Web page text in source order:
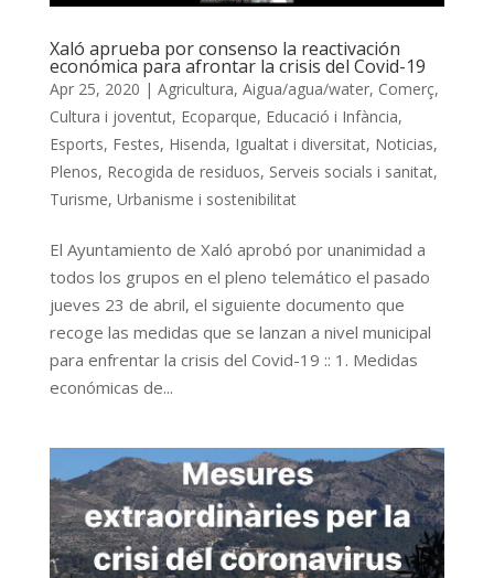
Xaló aprueba por consenso la reactivación
económica para afrontar la crisis del Covid-19
Apr 25, 2020 | Agricultura, Aigua/agua/water, Comerç,
Cultura i joventut, Ecoparque, Educació i Infància,
Esports, Festes, Hisenda, Igualtat i diversitat, Noticias,
Plenos, Recogida de residuos, Serveis socials i sanitat,
Turisme, Urbanisme i sostenibilitat
El Ayuntamiento de Xaló aprobó por unanimidad a
todos los grupos en el pleno telemático el pasado
jueves 23 de abril, el siguiente documento que
recoge las medidas que se lanzan a nivel municipal
para enfrentar la crisis del Covid-19 :: 1. Medidas
económicas de...